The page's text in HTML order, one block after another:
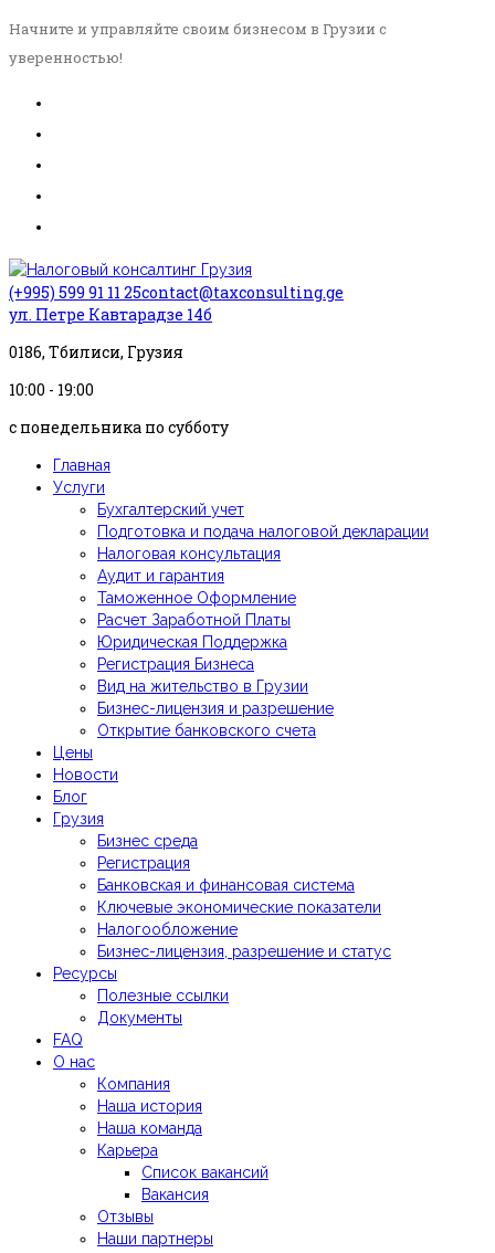
Начните и управляйте своим бизнесом в Грузии с
уверенностью!
(+995) 599 91 11 25contact@taxconsulting.ge
ул. Петре Кавтарадзе 14б
0186, Тбилиси, Грузия
10:00 - 19:00
с понедельника по субботу
Главная
Услуги
Бухгалтерский учет
Подготовка и подача налоговой декларации
Налоговая консультация
Аудит и гарантия
Таможенное Оформление
Расчет Заработной Платы
Юридическая Поддержка
Регистрация Бизнеса
Вид на жительство в Грузии
Бизнес-лицензия и разрешение
Открытие банковского счета
Цены
Новости
Блог
Грузия
Бизнес среда
Регистрация
Банковская и финансовая система
Ключевые экономические показатели
Налогообложение
Бизнес-лицензия, разрешение и статус
Ресурсы
Полезные ссылки
Документы
FAQ
О нас
Компания
Наша история
Наша команда
Карьера
Список вакансий
Вакансия
Отзывы
Наши партнеры